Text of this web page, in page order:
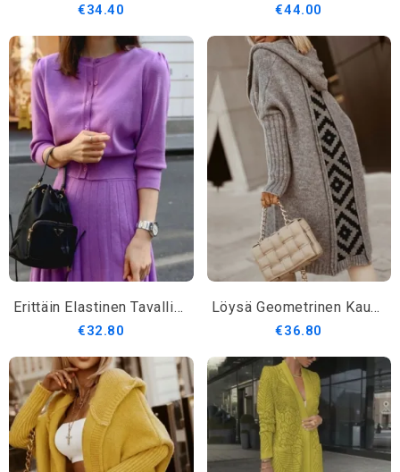
€34.40 €44.00
Erittäin Elastinen Tavallinen Löysä Pyöreä Kaula Pitkähihainen Villatakki
€32.80
Löysä Geometrinen Kaupunkihuppari Pitkähihainen Pusero Keskipitkä Takki
€36.80